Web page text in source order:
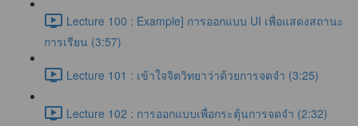
Lecture 100 : Example] การออกแบบ UI เพื่อแสดงสถานะ
การเรียน (3:57)
Lecture 101 : เข้าใจจิตวิทยาว่าด้วยการจดจำ (3:25)
Lecture 102 : การออกแบบเพื่อกระตุ้นการจดจำ (2:32)